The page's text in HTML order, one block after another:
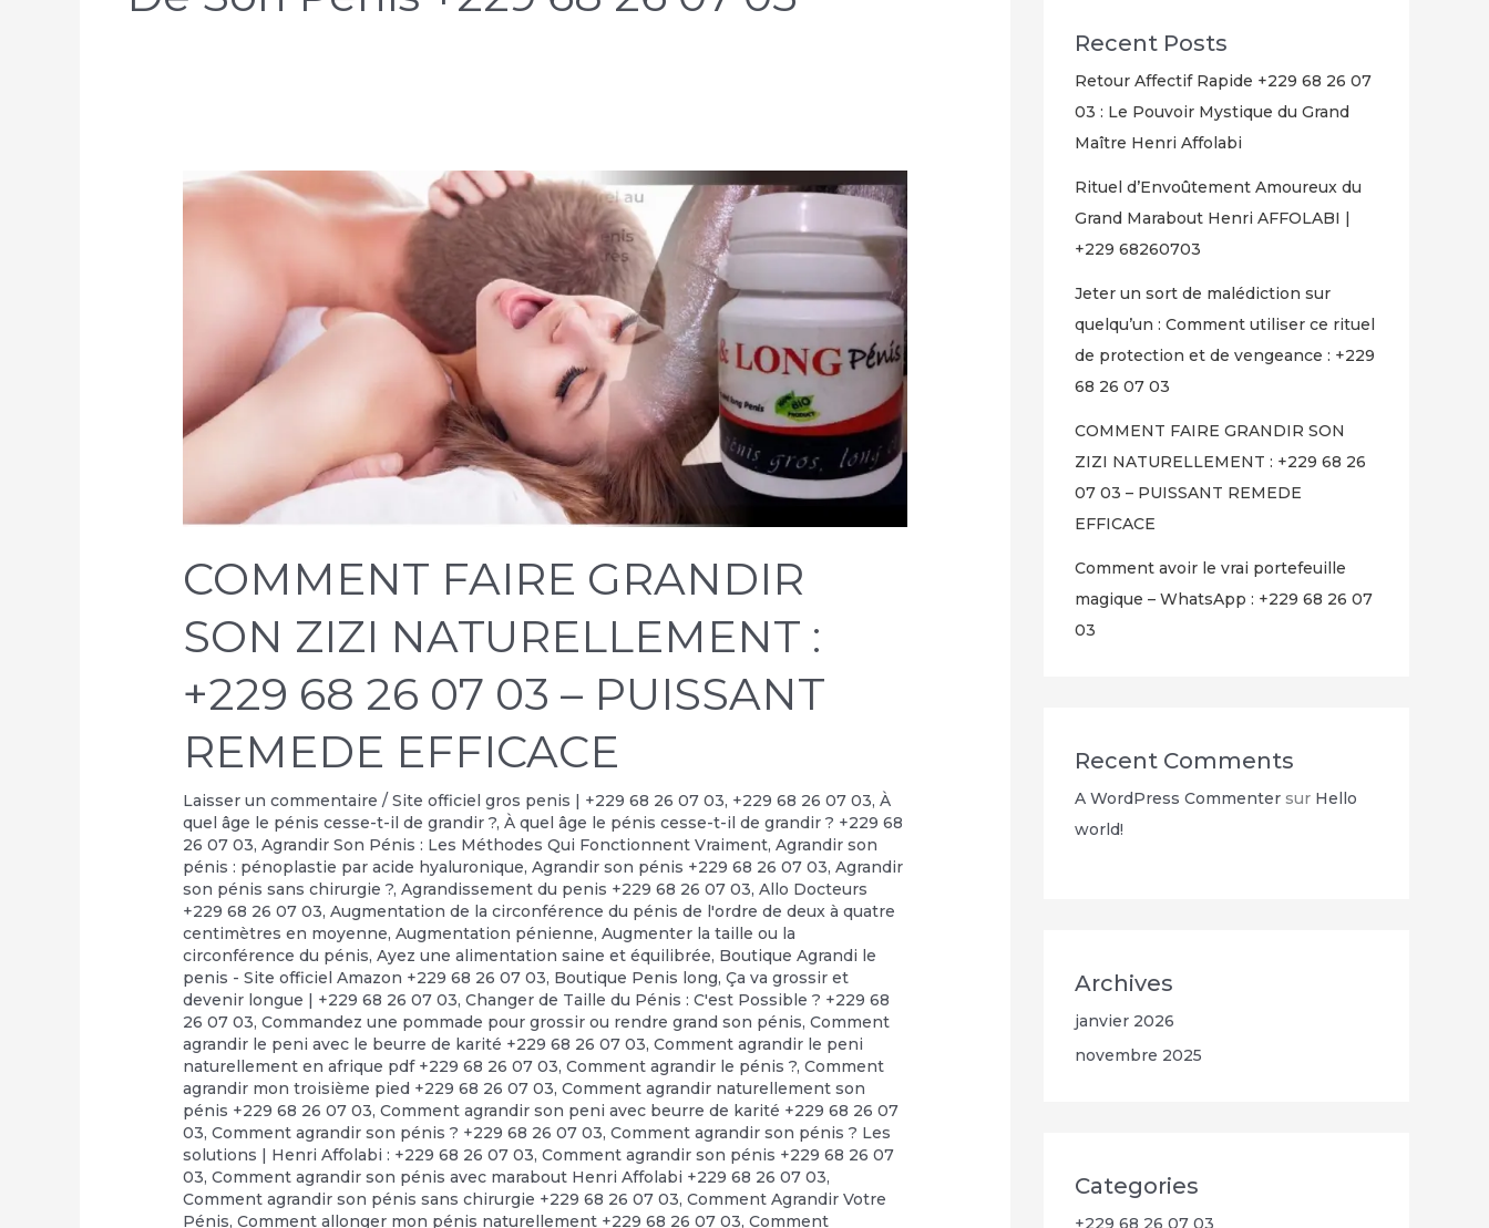
COMMENT FAIRE GRANDIR
SON ZIZI NATURELLEMENT :
+229 68 26 07 03 – PUISSANT
REMEDE EFFICACE
Laisser un commentaire /Site officiel gros penis | +229 68 26 07 03, +229 68 26 07 03,À
quel âge le pénis cesse-t-il de grandir ?,À quel âge le pénis cesse-t-il de grandir ? +229 68
26 07 03,Agrandir Son Pénis : Les Méthodes Qui Fonctionnent Vraiment,Agrandir son
pénis : pénoplastie par acide hyaluronique,Agrandir son pénis +229 68 26 07 03,Agrandir
son pénis sans chirurgie ?,Agrandissement du penis +229 68 26 07 03,Allo Docteurs
+229 68 26 07 03,Augmentation de la circonférence du pénis de l'ordre de deux à quatre
centimètres en moyenne,Augmentation pénienne,Augmenter la taille ou la
circonférence du pénis,Ayez une alimentation saine et équilibrée, Boutique Agrandi le
penis - Site officiel Amazon +229 68 26 07 03, Boutique Penis long,Ça va grossir et
devenir longue | +229 68 26 07 03,Changer de Taille du Pénis : C'est Possible ? +229 68
26 07 03,Commandez une pommade pour grossir ou rendre grand son pénis,Comment
agrandir le peni avec le beurre de karité +229 68 26 07 03,Comment agrandir le peni
naturellement en afrique pdf +229 68 26 07 03,Comment agrandir le pénis ?,Comment
agrandir mon troisième pied +229 68 26 07 03,Comment agrandir naturellement son
pénis +229 68 26 07 03,Comment agrandir son peni avec beurre de karité +229 68 26 07
03,Comment agrandir son pénis ? +229 68 26 07 03,Comment agrandir son pénis ? Les
solutions | Henri Affolabi : +229 68 26 07 03,Comment agrandir son pénis +229 68 26 07
03,Comment agrandir son pénis avec marabout Henri Affolabi +229 68 26 07 03,
Comment agrandir son pénis sans chirurgie +229 68 26 07 03,Comment Agrandir Votre
Pénis,Comment allonger mon pénis naturellement +229 68 26 07 03,Comment
Recent Posts
Retour Affectif Rapide +229 68 26 07
03 : Le Pouvoir Mystique du Grand
Maître Henri Affolabi
Rituel d’Envoûtement Amoureux du
Grand Marabout Henri AFFOLABI |
+229 68260703
Jeter un sort de malédiction sur
quelqu’un : Comment utiliser ce rituel
de protection et de vengeance : +229
68 26 07 03
COMMENT FAIRE GRANDIR SON
ZIZI NATURELLEMENT : +229 68 26
07 03 – PUISSANT REMEDE
EFFICACE
Comment avoir le vrai portefeuille
magique – WhatsApp : +229 68 26 07
03
Recent Comments
A WordPress Commenter sur Hello
world!
Archives
janvier 2026
novembre 2025
Categories
+229 68 26 07 03